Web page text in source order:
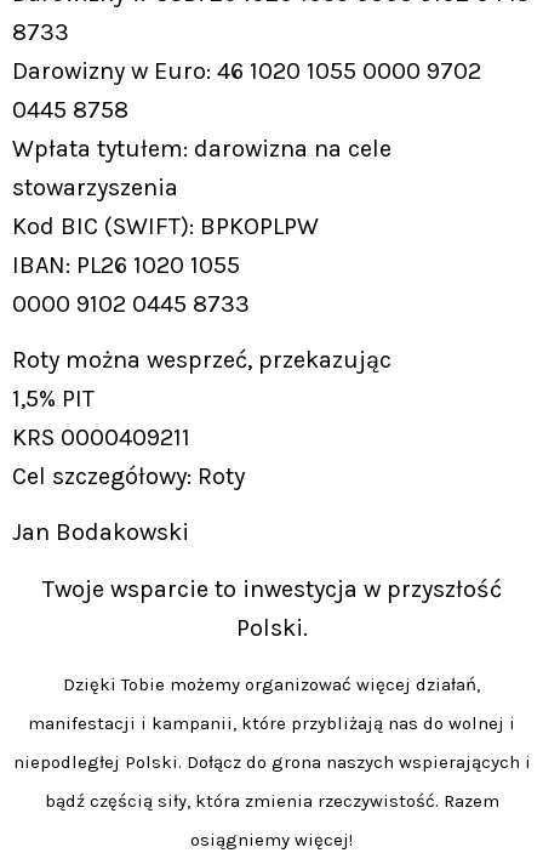
8733
Darowizny w Euro: 46 1020 1055 0000 9702
0445 8758
Wpłata tytułem: darowizna na cele
stowarzyszenia
Kod BIC (SWIFT): BPKOPLPW
IBAN: PL26 1020 1055
0000 9102 0445 8733
Roty można wesprzeć, przekazując
1,5% PIT
KRS 0000409211
Cel szczegółowy: Roty
Jan Bodakowski
Twoje wsparcie to inwestycja w przyszłość
Polski.
Dzięki Tobie możemy organizować więcej działań,
manifestacji i kampanii, które przybliżają nas do wolnej i
niepodległej Polski. Dołącz do grona naszych wspierających i
bądź częścią siły, która zmienia rzeczywistość. Razem
osiągniemy więcej!